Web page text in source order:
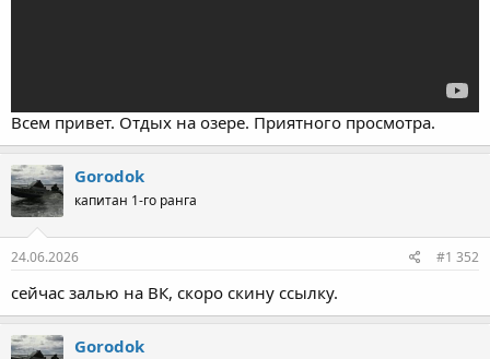
Всем привет. Отдых на озере. Приятного просмотра.
Gorodok
капитан 1-го ранга
24.06.2026 #1 352
сейчас залью на ВК, скоро скину ссылку.
Gorodok